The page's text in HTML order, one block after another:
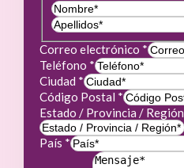
Correo electrónico *
Teléfono *
Ciudad *
Código Postal *
Estado / Provincia / Región
País *